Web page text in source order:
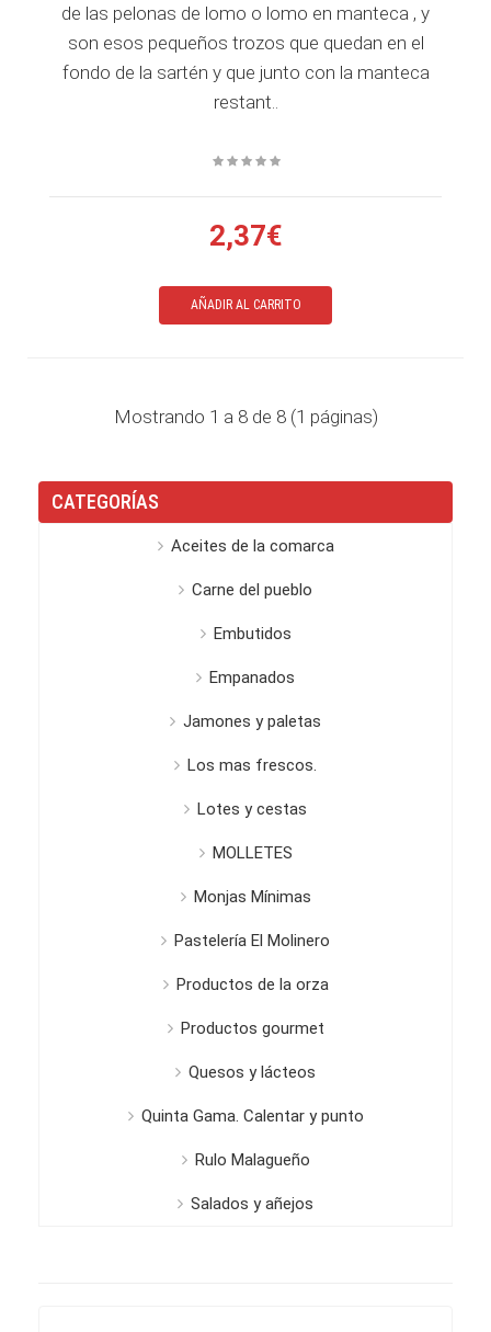
de las pelonas de lomo o lomo en manteca , y
son esos pequeños trozos que quedan en el
fondo de la sartén y que junto con la manteca
restant..
2,37€
AÑADIR AL CARRITO
Mostrando 1 a 8 de 8 (1 páginas)
CATEGORÍAS
Aceites de la comarca
Carne del pueblo
Embutidos
Empanados
Jamones y paletas
Los mas frescos.
Lotes y cestas
MOLLETES
Monjas Mínimas
Pastelería El Molinero
Productos de la orza
Productos gourmet
Quesos y lácteos
Quinta Gama. Calentar y punto
Rulo Malagueño
Salados y añejos